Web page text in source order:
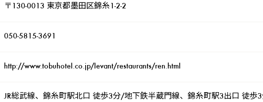
〒130-0013 東京都墨田区錦糸1-2-2
050-5815-3691
http://www.tobuhotel.co.jp/levant/restaurants/ren.html
JR総武線、錦糸町駅北口 徒歩3分/地下鉄半蔵門線、錦糸町駅3出口 徒歩